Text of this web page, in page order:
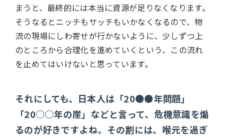
まうと、最終的には本当に資源が足りなくなります。
そうなるとニッチもサッチもいかなくなるので、物
流の現場にしわ寄せが行かないように、少しずつ上
のところから合理化を進めていくという、この流れ
を止めてはいけないと思っています。
それにしても、日本人は「20●●年問題」
「20○○年の崖」などと言って、危機意識を煽
るのが好きですよね。その割には、喉元を過ぎ